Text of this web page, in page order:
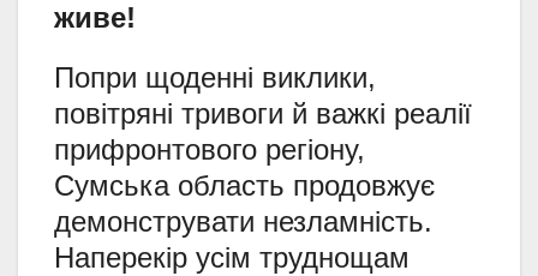
живе!
Попри щоденні виклики,
повітряні тривоги й важкі реалії
прифронтового регіону,
Сумська область продовжує
демонструвати незламність.
Наперекір усім труднощам